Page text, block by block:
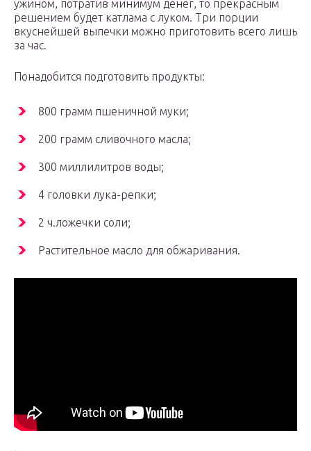
ужином, потратив минимум денег, то прекрасным
решением будет катлама с луком. Три порции
вкуснейшей выпечки можно приготовить всего лишь
за час.
Понадобится подготовить продукты:
800 грамм пшеничной муки;
200 грамм сливочного масла;
300 миллилитров воды;
4 головки лука-репки;
2 ч.ложечки соли;
Растительное масло для обжаривания.